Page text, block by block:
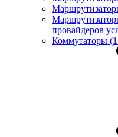
провайдеров
Коммутаторы